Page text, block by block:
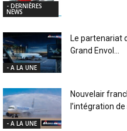
- DERNIÈRES
NEWS
- A LA UNE
Le partenariat
Grand Envol...
- A LA UNE
Nouvelair
l’intégration de